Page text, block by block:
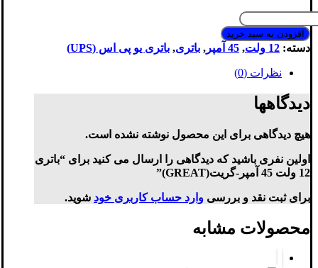
12
ولت
45
آمپر-
افزودن به سبد خرید
دسته: 12 ولت , 45 آمپر , باتری, باتری یو پی اس (UPS)
نظرات (0)
دیدگاهها
هیچ دیدگاهی برای این محصول نوشته نشده است.
اولین نفری باشید که دیدگاهی را ارسال می کنید برای “باتری
12 ولت 45 آمپر-گریت(GREAT)”
برای ثبت نقد و بررسی وارد حساب کاربری خود شوید.
محصولات مشابه